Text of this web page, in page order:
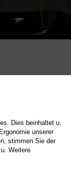
Sa 17.4.27,
Dies beinhaltet u.
unserer
stimmen Sie der
Weitere